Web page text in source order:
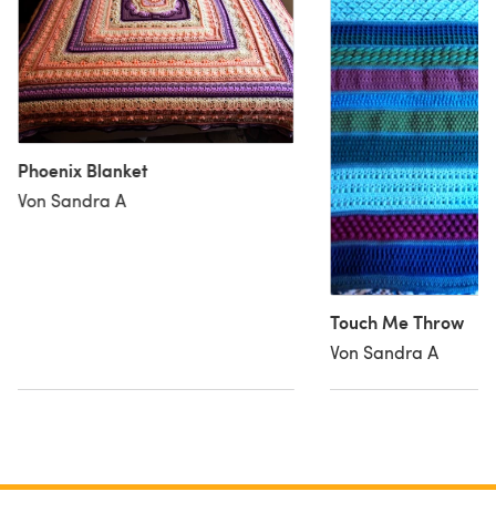
Phoenix Blanket
Von Sandra A
Touch Me Throw
Von Sandra A